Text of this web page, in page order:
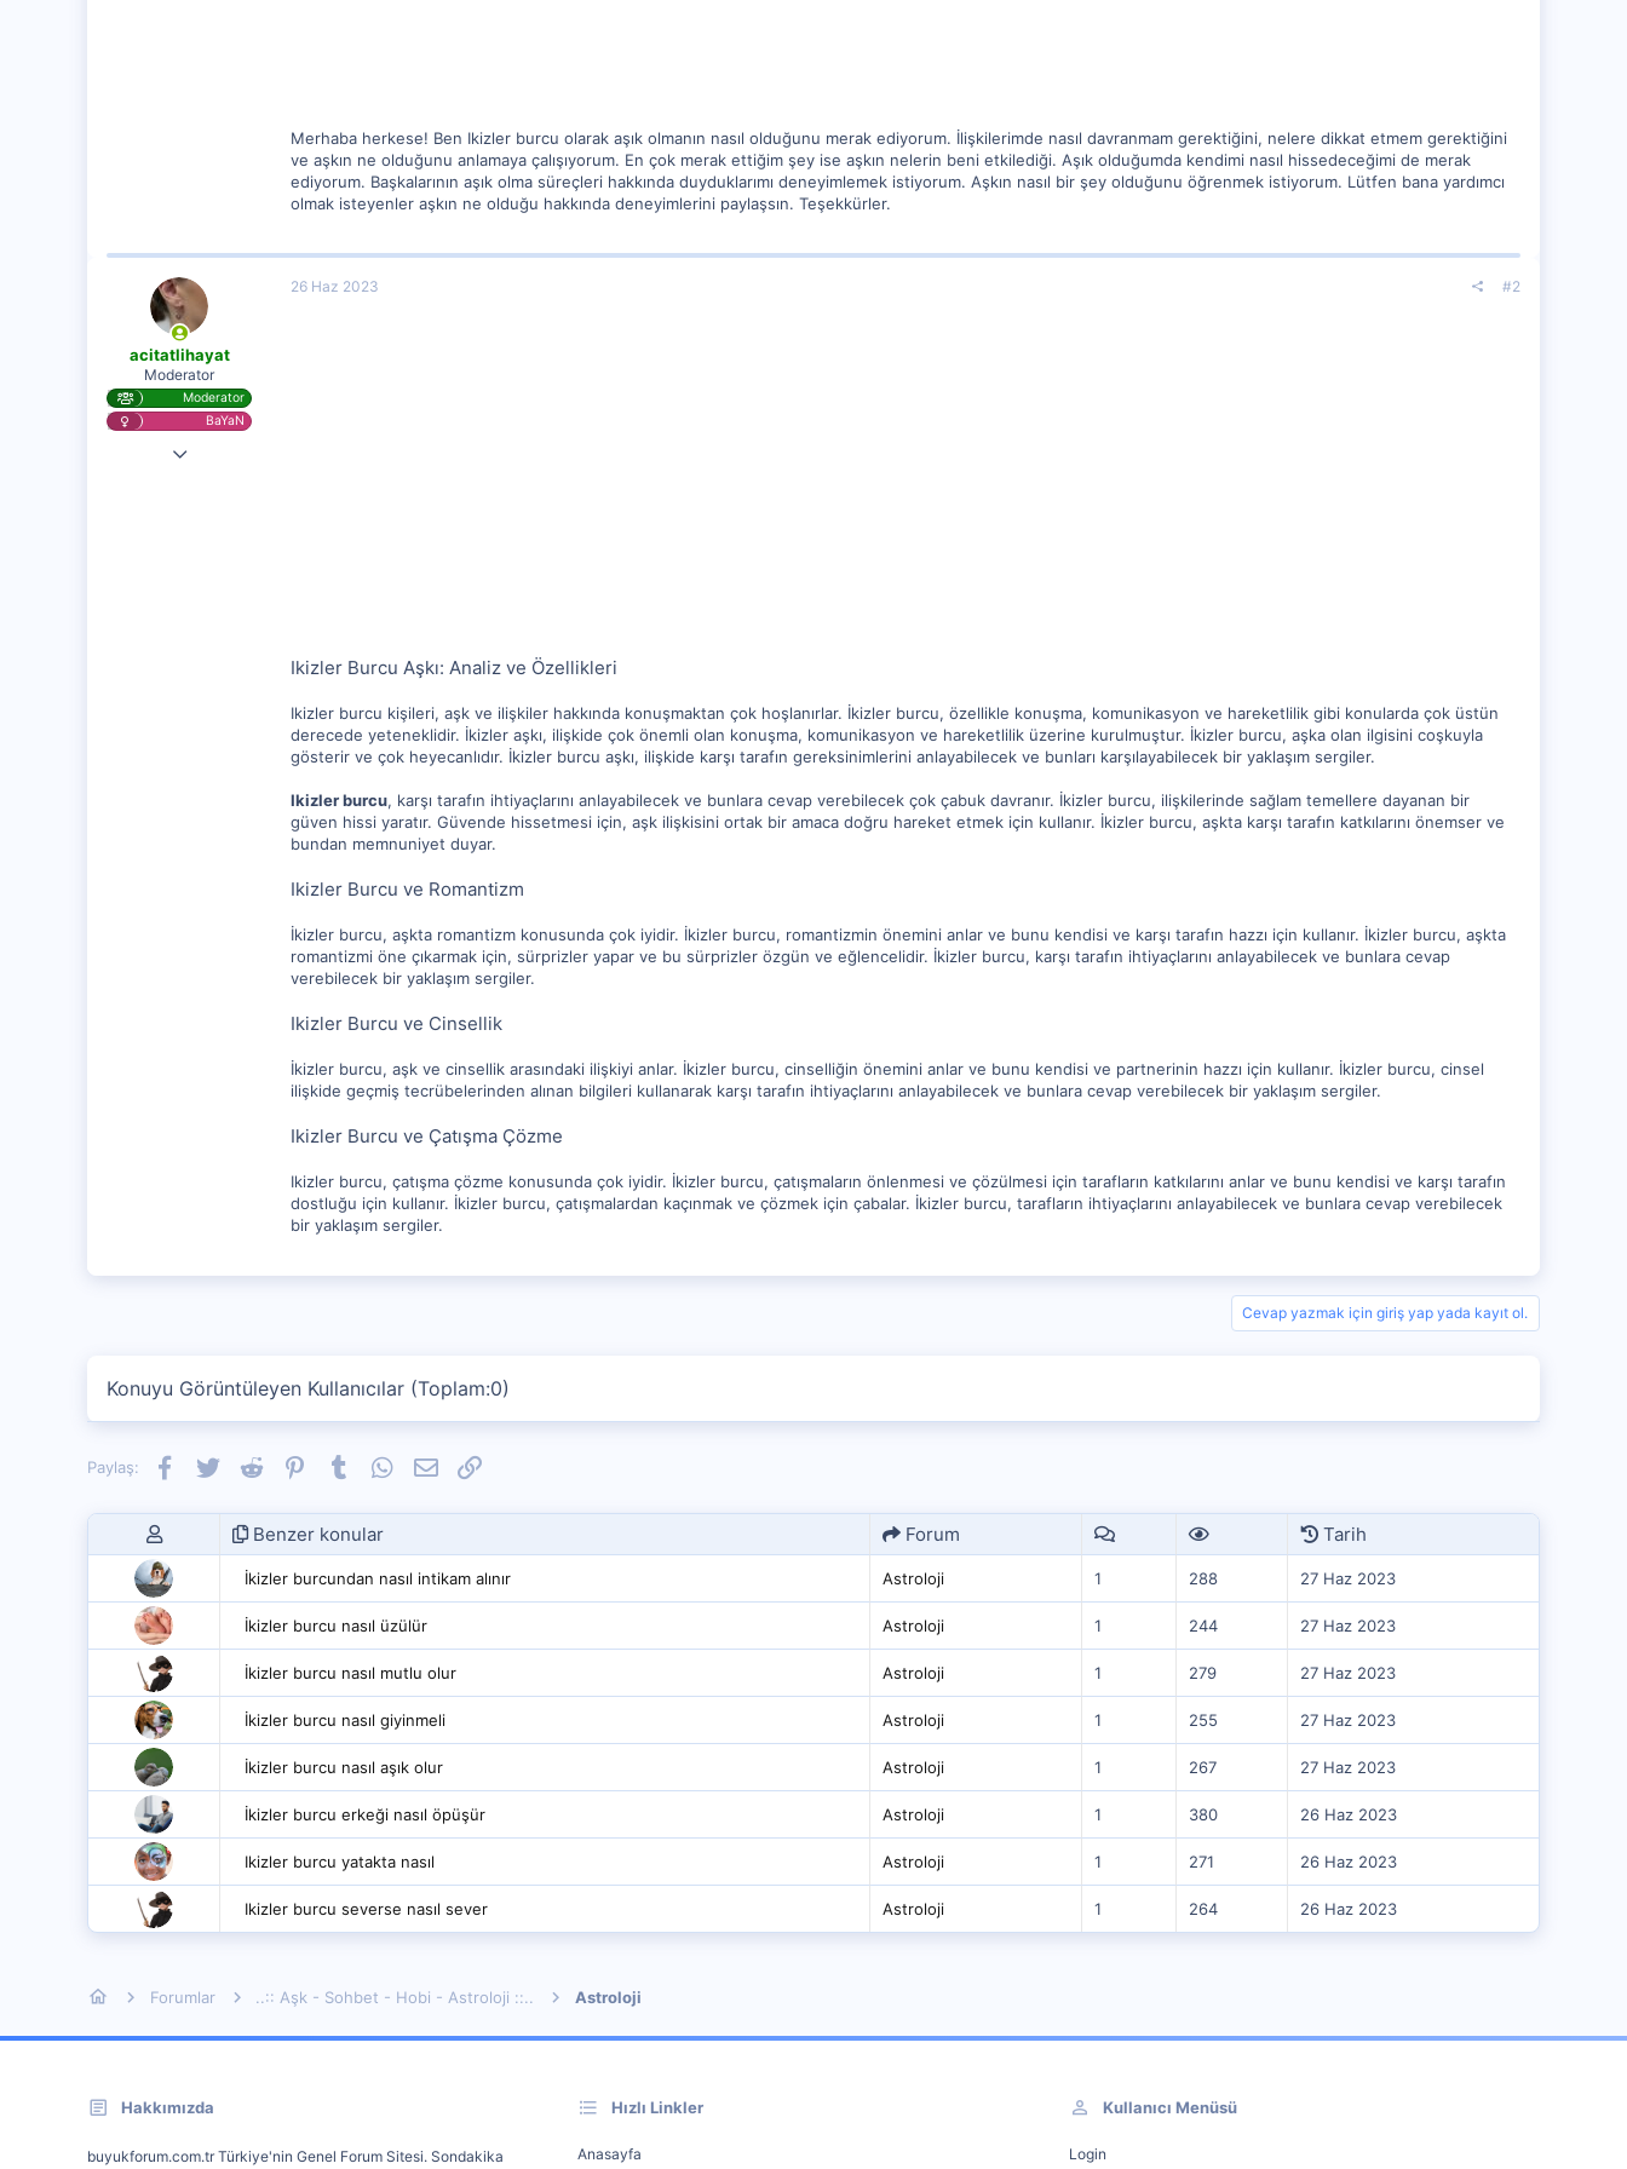
Merhaba herkese! Ben Ikizler burcu olarak aşık olmanın nasıl olduğunu merak ediyorum. İlişkilerimde nasıl davranmam gerektiğini, nelere dikkat etmem gerektiğini
ve aşkın ne olduğunu anlamaya çalışıyorum. En çok merak ettiğim şey ise aşkın nelerin beni etkilediği. Aşık olduğumda kendimi nasıl hissedeceğimi de merak
ediyorum. Başkalarının aşık olma süreçleri hakkında duyduklarımı deneyimlemek istiyorum. Aşkın nasıl bir şey olduğunu öğrenmek istiyorum. Lütfen bana yardımcı
olmak isteyenler aşkın ne olduğu hakkında deneyimlerini paylaşsın. Teşekkürler.
acitatlihayat
Moderator
Moderator
BaYaN
28 Kas 2020
26 Haz 2023 #2
Ikizler Burcu Aşkı: Analiz ve Özellikleri
Ikizler burcu kişileri, aşk ve ilişkiler hakkında konuşmaktan çok hoşlanırlar. İkizler burcu, özellikle konuşma, komunikasyon ve hareketlilik gibi konularda çok üstün
derecede yeteneklidir. İkizler aşkı, ilişkide çok önemli olan konuşma, komunikasyon ve hareketlilik üzerine kurulmuştur. İkizler burcu, aşka olan ilgisini coşkuyla
gösterir ve çok heyecanlıdır. İkizler burcu aşkı, ilişkide karşı tarafın gereksinimlerini anlayabilecek ve bunları karşılayabilecek bir yaklaşım sergiler.
Ikizler burcu, karşı tarafın ihtiyaçlarını anlayabilecek ve bunlara cevap verebilecek çok çabuk davranır. İkizler burcu, ilişkilerinde sağlam temellere dayanan bir
güven hissi yaratır. Güvende hissetmesi için, aşk ilişkisini ortak bir amaca doğru hareket etmek için kullanır. İkizler burcu, aşkta karşı tarafın katkılarını önemser ve
bundan memnuniyet duyar.
Ikizler Burcu ve Romantizm
İkizler burcu, aşkta romantizm konusunda çok iyidir. İkizler burcu, romantizmin önemini anlar ve bunu kendisi ve karşı tarafın hazzı için kullanır. İkizler burcu, aşkta
romantizmi öne çıkarmak için, sürprizler yapar ve bu sürprizler özgün ve eğlencelidir. İkizler burcu, karşı tarafın ihtiyaçlarını anlayabilecek ve bunlara cevap
verebilecek bir yaklaşım sergiler.
Ikizler Burcu ve Cinsellik
İkizler burcu, aşk ve cinsellik arasındaki ilişkiyi anlar. İkizler burcu, cinselliğin önemini anlar ve bunu kendisi ve partnerinin hazzı için kullanır. İkizler burcu, cinsel
ilişkide geçmiş tecrübelerinden alınan bilgileri kullanarak karşı tarafın ihtiyaçlarını anlayabilecek ve bunlara cevap verebilecek bir yaklaşım sergiler.
Ikizler Burcu ve Çatışma Çözme
Ikizler burcu, çatışma çözme konusunda çok iyidir. İkizler burcu, çatışmaların önlenmesi ve çözülmesi için tarafların katkılarını anlar ve bunu kendisi ve karşı tarafın
dostluğu için kullanır. İkizler burcu, çatışmalardan kaçınmak ve çözmek için çabalar. İkizler burcu, tarafların ihtiyaçlarını anlayabilecek ve bunlara cevap verebilecek
bir yaklaşım sergiler.
Cevap yazmak için giriş yap yada kayıt ol.
Konuyu Görüntüleyen Kullanıcılar (Toplam:0)
Paylaş: Facebook
TwitterReddit PinterestTumblrWhatsApp
E-postaLink
Benzer konular Forum Tarih
İkizler burcundan nasıl intikam alınır Astroloji 1 288 27 Haz 2023
İkizler burcu nasıl üzülür Astroloji 1 244 27 Haz 2023
İkizler burcu nasıl mutlu olur Astroloji 1 279 27 Haz 2023
İkizler burcu nasıl giyinmeli Astroloji 1 255 27 Haz 2023
İkizler burcu nasıl aşık olur Astroloji 1 267 27 Haz 2023
İkizler burcu erkeği nasıl öpüşür Astroloji 1 380 26 Haz 2023
Ikizler burcu yatakta nasıl Astroloji 1 271 26 Haz 2023
Ikizler burcu severse nasıl sever Astroloji 1 264 26 Haz 2023
Forumlar ..:: Aşk - Sohbet - Hobi - Astroloji ::.. Astroloji
Hakkımızda
buyukforum.com.tr Türkiye'nin Genel Forum Sitesi. Sondakika
Hızlı Linkler
Anasayfa
Kullanıcı Menüsü
Login